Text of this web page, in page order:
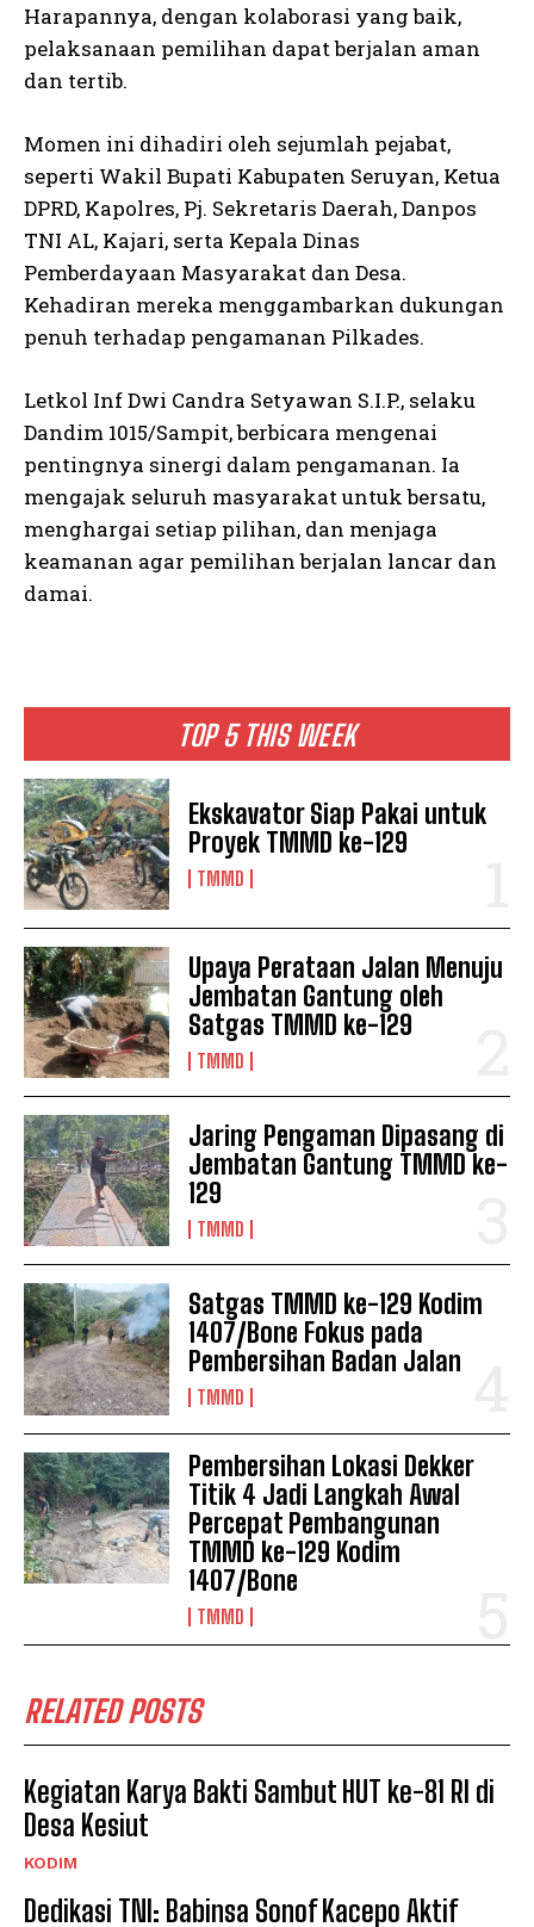
TOP 5 THIS WEEK
Ekskavator Siap Pakai untuk
Proyek TMMD ke-129
TMMD
Upaya Perataan Jalan Menuju
Jembatan Gantung oleh
Satgas TMMD ke-129
TMMD
Jaring Pengaman Dipasang di
Jembatan Gantung TMMD ke-
129
TMMD
Satgas TMMD ke-129 Kodim
1407/Bone Fokus pada
Pembersihan Badan Jalan
TMMD
Pembersihan Lokasi Dekker
Titik 4 Jadi Langkah Awal
Percepat Pembangunan
TMMD ke-129 Kodim
1407/Bone
TMMD
RELATED POSTS
Kegiatan Karya Bakti Sambut HUT ke-81 RI di
Desa Kesiut
KODIM
Dedikasi TNI: Babinsa Sonof Kacepo Aktif
Harapannya, dengan kolaborasi yang baik,
pelaksanaan pemilihan dapat berjalan aman
dan tertib.
Momen ini dihadiri oleh sejumlah pejabat,
seperti Wakil Bupati Kabupaten Seruyan, Ketua
DPRD, Kapolres, Pj. Sekretaris Daerah, Danpos
TNI AL, Kajari, serta Kepala Dinas
Pemberdayaan Masyarakat dan Desa.
Kehadiran mereka menggambarkan dukungan
penuh terhadap pengamanan Pilkades.
Letkol Inf Dwi Candra Setyawan S.I.P., selaku
Dandim 1015/Sampit, berbicara mengenai
pentingnya sinergi dalam pengamanan. Ia
mengajak seluruh masyarakat untuk bersatu,
menghargai setiap pilihan, dan menjaga
keamanan agar pemilihan berjalan lancar dan
damai.